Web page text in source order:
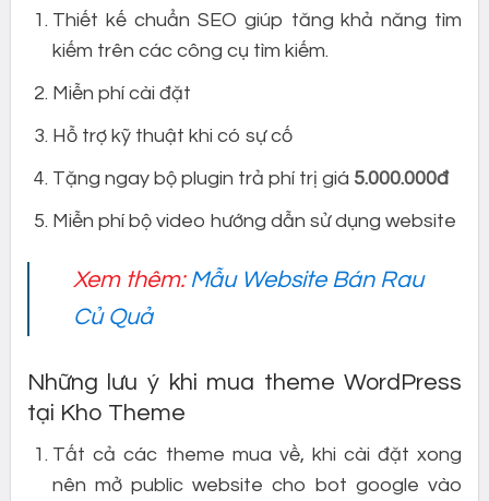
Thiết kế chuẩn SEO giúp tăng khả năng tìm
kiếm trên các công cụ tìm kiếm.
Miễn phí cài đặt
Hỗ trợ kỹ thuật khi có sự cố
Tặng ngay bộ plugin trả phí trị giá 5.000.000đ
Miễn phí bộ video hướng dẫn sử dụng website
Xem thêm: Mẫu Website Bán Rau
Củ Quả
Những lưu ý khi mua theme WordPress
tại Kho Theme
Tất cả các theme mua về, khi cài đặt xong
nên mở public website cho bot google vào